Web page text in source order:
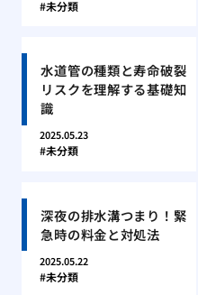
未分類
水道管の種類と寿命破裂
リスクを理解する基礎知
識
2025.05.23
未分類
深夜の排水溝つまり！緊
急時の料金と対処法
2025.05.22
未分類